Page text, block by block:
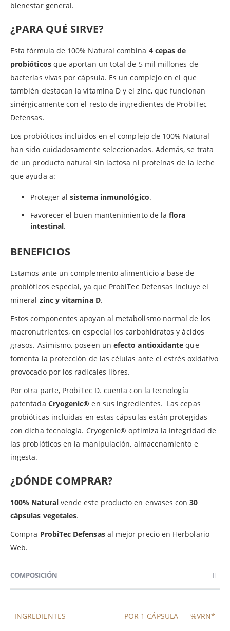
bienestar general.
¿PARA QUÉ SIRVE?
Esta fórmula de 100% Natural combina 4 cepas de
probióticosque aportan un total de 5 mil millones de
bacterias vivas por cápsula. Es un complejo en el que
también destacan la vitamina D y el zinc, que funcionan
sinérgicamente con el resto de ingredientes de ProbiTec
Defensas.
Los probióticos incluidos en el complejo de 100% Natural
han sido cuidadosamente seleccionados. Además, se trata
de un producto natural sin lactosa ni proteínas de la leche
que ayuda a:
Proteger alsistema inmunológico.
Favorecer el buen mantenimiento de laflora
intestinal.
BENEFICIOS
Estamos ante un complemento alimenticio a base de
probióticos especial, ya que ProbiTec Defensas incluye el
mineral zinc y vitamina D.
Estos componentes apoyan al metabolismo normal de los
macronutrientes, en especial los carbohidratos y ácidos
grasos. Asimismo, poseen un efecto antioxidante que
fomenta la protección de las células ante el estrés oxidativo
provocado por los radicales libres.
Por otra parte, ProbiTec D. cuenta con la tecnología
patentada Cryogenic® en sus ingredientes. Las cepas
probióticas incluidas en estas cápsulas están protegidas
con dicha tecnología. Cryogenic® optimiza la integridad de
las probióticos en la manipulación, almacenamiento e
ingesta.
¿DÓNDE COMPRAR?
100% Naturalvende este producto en envases con30
cápsulas vegetales.
Compra ProbiTec Defensasal mejor precio en Herbolario
Web.
COMPOSICIÓN
INGREDIENTES POR 1 CÁPSULA %VRN*